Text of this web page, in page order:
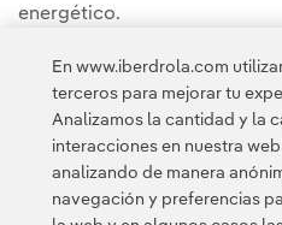
energético.
“La innovación nos permite
mejor energía para nuestros
generar riqueza y empleo a
e inversiones”, ha concluido
En www.iberdrola.com
terceros para mejorar tu
Analizamos la cantidad y la
interacciones en nuestra
analizando de manera
navegación y preferencias